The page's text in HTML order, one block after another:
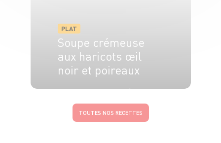
PLAT
Soupe crémeuse
aux haricots œil
noir et poireaux
TOUTES NOS RECETTES